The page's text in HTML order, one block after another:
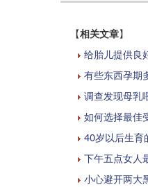
【相关文章】
给胎儿提供良
有些东西孕期
调查发现母乳
如何选择最佳
40岁以后生育
下午五点女人
小心避开两大